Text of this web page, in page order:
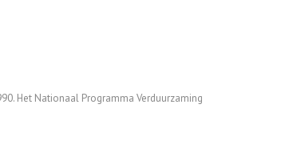
Het Nationaal Programma Verduurzaming